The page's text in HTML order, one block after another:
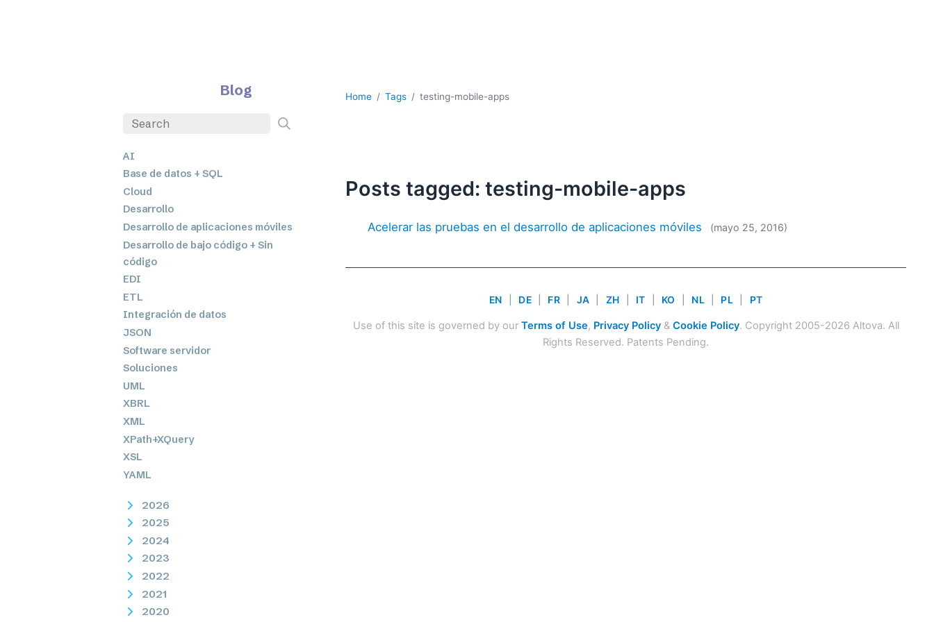
Blog
AI
Base de datos + SQL
Cloud
Desarrollo
Desarrollo de aplicaciones móviles
Desarrollo de bajo código + Sin
código
EDI
ETL
Integración de datos
JSON
Software servidor
Soluciones
UML
XBRL
XML
XPath+XQuery
XSL
YAML
2026
2025
2024
2023
2022
2021
2020
Home Tags testing-mobile-apps
Posts tagged: testing-mobile-apps
Acelerar las pruebas en el desarrollo de aplicaciones móviles (mayo 25, 2016)
EN DE FR JA ZH IT KO NL PL PT
Use of this site is governed by our Terms of Use, Privacy Policy& Cookie Policy. Copyright 2005-2026 Altova. All
Rights Reserved. Patents Pending.